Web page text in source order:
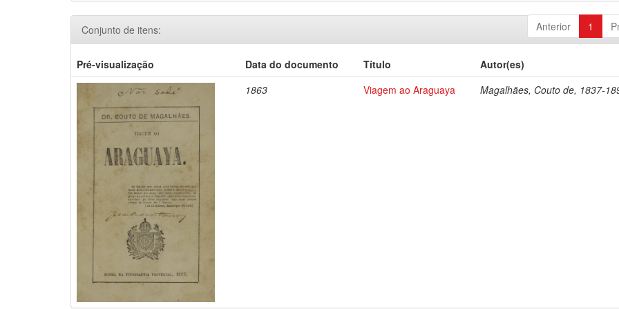
Anterior 1
Conjunto de itens:
Pré-visualização Data do documento Título
Autor(es)
1863
Viagem ao Araguaya Magalhães, Couto de, 1837-